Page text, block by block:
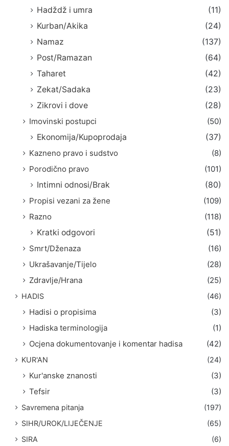
Hadždž i umra
(11)
Kurban/Akika
(24)
Namaz
(137)
Post/Ramazan
(64)
Taharet
(42)
Zekat/Sadaka
(23)
Zikrovi i dove
(28)
Imovinski postupci
(50)
Ekonomija/Kupoprodaja
(37)
Kazneno pravo i sudstvo
(8)
Porodično pravo
(101)
Intimni odnosi/Brak
(80)
Propisi vezani za žene
(109)
Razno
(118)
Kratki odgovori
(51)
Smrt/Dženaza
(16)
Ukrašavanje/Tijelo
(28)
Zdravlje/Hrana
(25)
HADIS (46)
Hadisi o propisima
(3)
Hadiska terminologija
(1)
Ocjena dokumentovanje i komentar hadisa
(42)
KUR'AN (24)
Kur'anske znanosti
(3)
Tefsir
(3)
Savremena pitanja
(197)
SIHR/UROK/LIJEČENJE
(65)
SIRA
(6)